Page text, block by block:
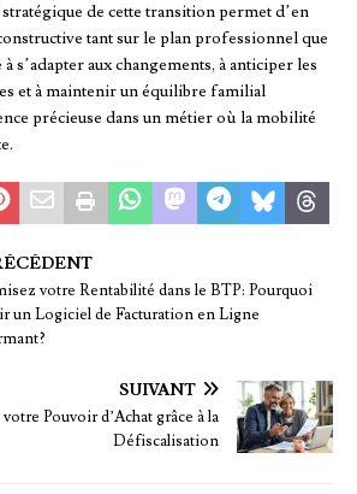
de cette transition permet d’en
tant sur le plan professionnel que
s’adapter aux changements, à anticiper les
et à maintenir un équilibre familial
précieuse dans un métier où la mobilité
votre Rentabilité dans le BTP: Pourquoi
un Logiciel de Facturation en Ligne
SUIVANT
Pouvoir d’Achat grâce à la
Défiscalisation